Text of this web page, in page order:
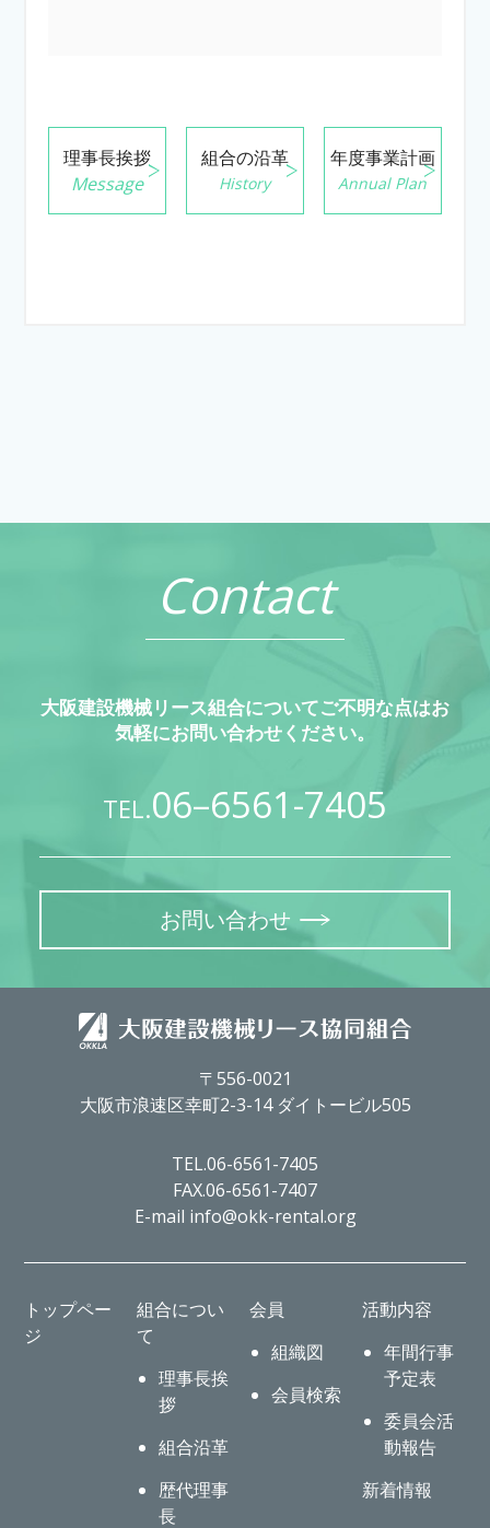
理事長挨拶
Message
組合の沿革
History
年度事業計画
Annual Plan
Contact
大阪建設機械リース組合についてご不明な点はお
気軽にお問い合わせください。
TEL.06–6561-7405
お問い合わせ
〒556-0021
大阪市浪速区幸町2-3-14 ダイトービル505
TEL.06-6561-7405
FAX.06-6561-7407
E-mail info@okk-rental.org
トップペー
ジ
組合につい
て
理事長挨
拶
組合沿革
歴代理事
長
会員
組織図
会員検索
活動内容
年間行事
予定表
委員会活
動報告
新着情報